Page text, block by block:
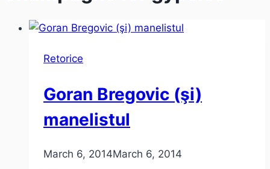
Retorice
Goran Bregovic (şi)
manelistul
March 6, 2014March 6, 2014